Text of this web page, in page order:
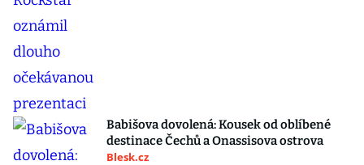
Babišova dovolená: Kousek od oblíbené
destinace Čechů a Onassisova ostrova
Blesk.cz